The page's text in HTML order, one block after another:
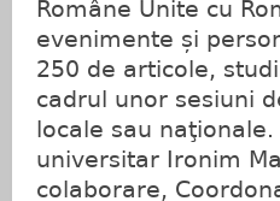
Române Unite cu
evenimente și
250 de articole,
cadrul unor sesiuni
locale sau
universitar Ironim
colaborare,